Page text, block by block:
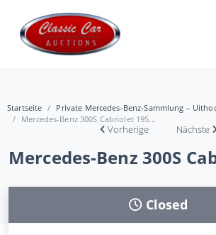
Startseite
Private Mercedes-Benz-Sammlung –
Mercedes-Benz 300S Cabriolet 195...
Vorherige Nächste
Mercedes-Benz 300S
Closed